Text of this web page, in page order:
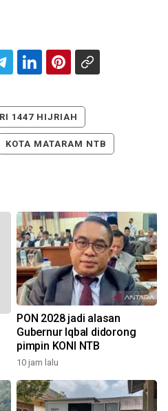
1447 HIJRIAH
KOTA MATARAM NTB
PON 2028 jadi alasan
Gubernur Iqbal didorong
pimpin KONI NTB
10 jam lalu